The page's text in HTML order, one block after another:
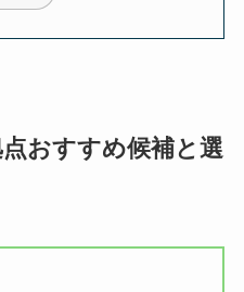
おすすめ候補と選